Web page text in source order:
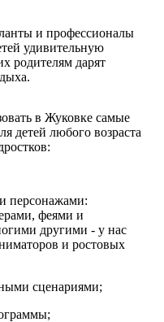
и профессионалы
удивительную
родителям дарят
в Жуковке самые
детей любого возраста
персонажами:
феями и
другими - у нас
и ростовых
сценариями;